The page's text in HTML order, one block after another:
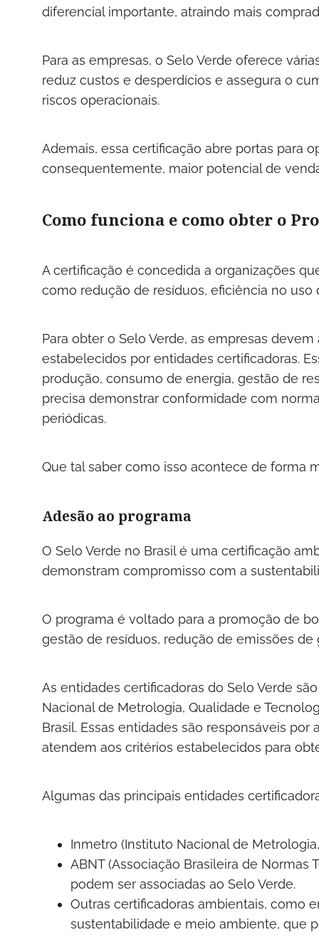
diferencial importante, atraindo mais
Para as empresas, o Selo Verde oferece
reduz custos e desperdícios e assegura o
riscos operacionais.
Ademais, essa certificação abre portas para
consequentemente, maior potencial de
Como funciona e como obter o
A certificação é concedida a organizações
como redução de resíduos, eficiência no
Para obter o Selo Verde, as empresas
estabelecidos por entidades certificadoras.
produção, consumo de energia, gestão de
precisa demonstrar conformidade com
periódicas.
Que tal saber como isso acontece de forma
Adesão ao programa
O Selo Verde no Brasil é uma certificação
demonstram compromisso com a
O programa é voltado para a promoção de
gestão de resíduos, redução de emissões
As entidades certificadoras do Selo Verde
Nacional de Metrologia, Qualidade e
Brasil. Essas entidades são responsáveis
atendem aos critérios estabelecidos para
Algumas das principais entidades
Inmetro (Instituto Nacional de
ABNT (Associação Brasileira de Normas
podem ser associadas ao Selo Verde.
Outras certificadoras ambientais, como
sustentabilidade e meio ambiente, que